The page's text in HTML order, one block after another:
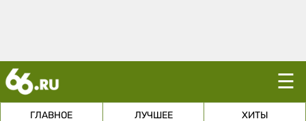
☰
ГЛАВНОЕ ЛУЧШЕЕ ХИТЫ